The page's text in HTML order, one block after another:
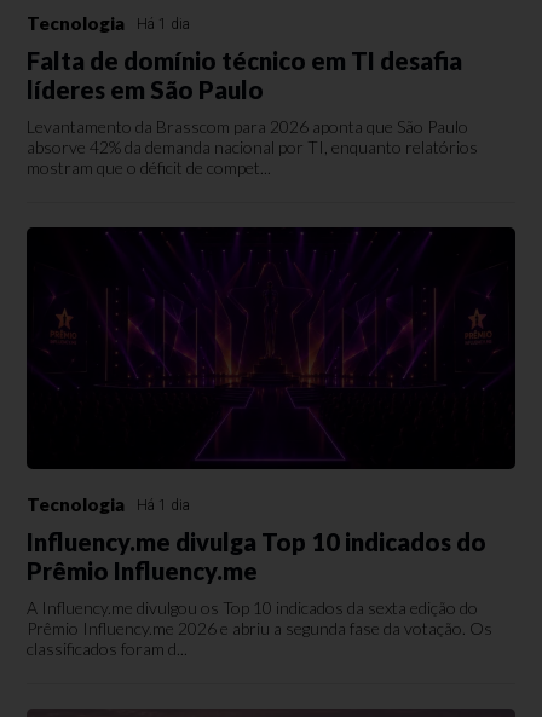
Tecnologia Há 1 dia
Falta de domínio técnico em TI desafia
líderes em São Paulo
Levantamento da Brasscom para 2026 aponta que São Paulo
absorve 42% da demanda nacional por TI, enquanto relatórios
mostram que o déficit de compet...
Tecnologia Há 1 dia
Influency.me divulga Top 10 indicados do
Prêmio Influency.me
A Influency.me divulgou os Top 10 indicados da sexta edição do
Prêmio Influency.me 2026 e abriu a segunda fase da votação. Os
classificados foram d...